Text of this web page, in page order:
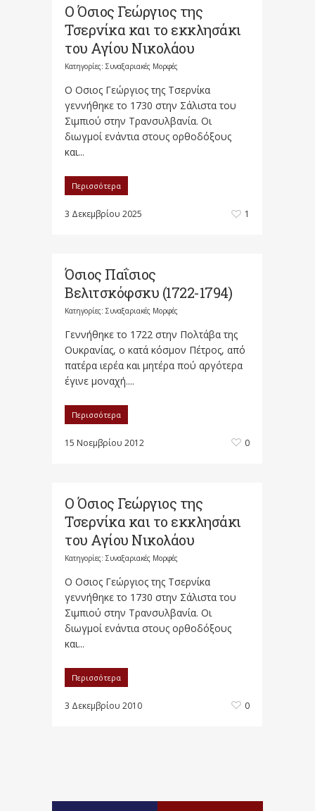
Ο Όσιος Γεώργιος της
Τσερνίκα και το εκκλησάκι
του Αγίου Νικολάου
Κατηγορίες: Συναξαριακές Μορφές
Ο Οσιος Γεώργιος της Τσερνίκα
γεννήθηκε το 1730 στην Σάλιστα του
Σιμπιού στην Τρανσυλβανία. Οι
διωγμοί ενάντια στους ορθοδόξους
και...
Περισσότερα
3 Δεκεμβρίου 2025 1
Όσιος Παΐσιος
Βελιτσκόφσκυ (1722-1794)
Κατηγορίες: Συναξαριακές Μορφές
Γεννήθηκε το 1722 στην Πολτάβα της
Ουκρανίας, ο κατά κόσμον Πέτρος, από
πατέρα ιερέα και μητέρα πού αργότερα
έγινε μοναχή....
Περισσότερα
15 Νοεμβρίου 2012 0
Ο Όσιος Γεώργιος της
Τσερνίκα και το εκκλησάκι
του Αγίου Νικολάου
Κατηγορίες: Συναξαριακές Μορφές
Ο Οσιος Γεώργιος της Τσερνίκα
γεννήθηκε το 1730 στην Σάλιστα του
Σιμπιού στην Τρανσυλβανία. Οι
διωγμοί ενάντια στους ορθοδόξους
και...
Περισσότερα
3 Δεκεμβρίου 2010 0